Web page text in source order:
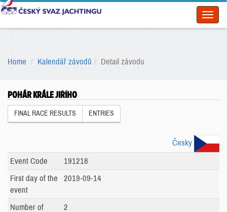
Home Kalendář závodů Detail závodu
POHÁR KRÁLE JIŘÍHO
FINAL RACE RESULTS ENTRIES
Česky
Event Code
191218
First day of the
event
2019-09-14
Number of
2